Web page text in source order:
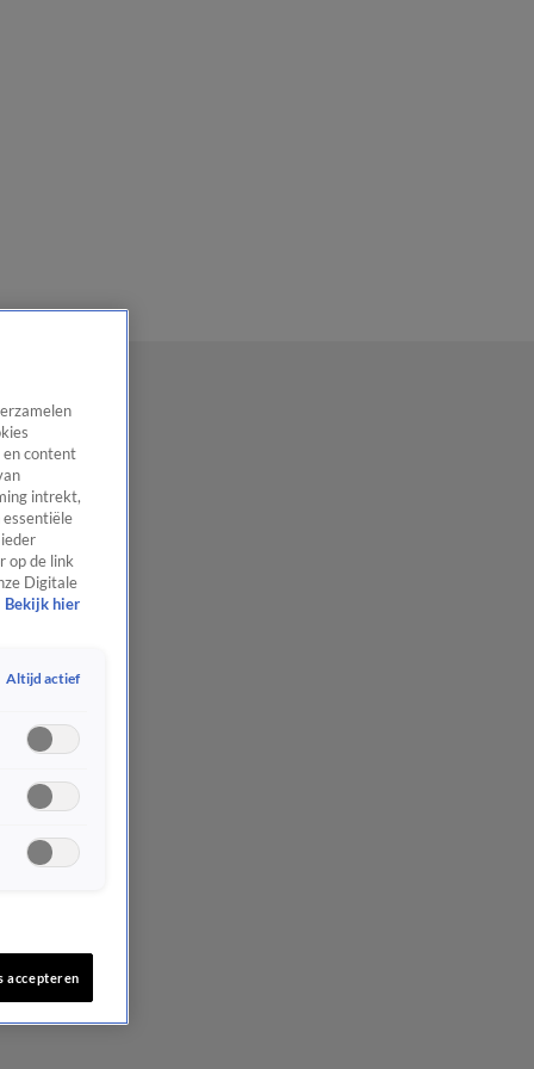
en content
intrekt,
op de link
Digitale
Bekijk hier
Altijd actief
accepteren